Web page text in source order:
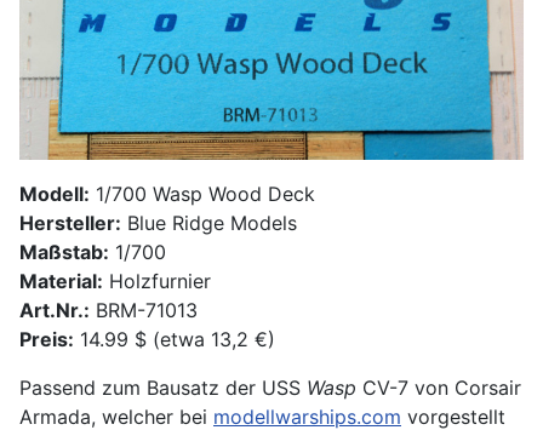
Modell: 1/700 Wasp Wood Deck
Hersteller: Blue Ridge Models
Maßstab: 1/700
Material: Holzfurnier
Art.Nr.: BRM-71013
Preis: 14.99 $ (etwa 13,2 €)
Passend zum Bausatz der USS Wasp CV-7 von Corsair
Armada, welcher bei modellwarships.com vorgestellt